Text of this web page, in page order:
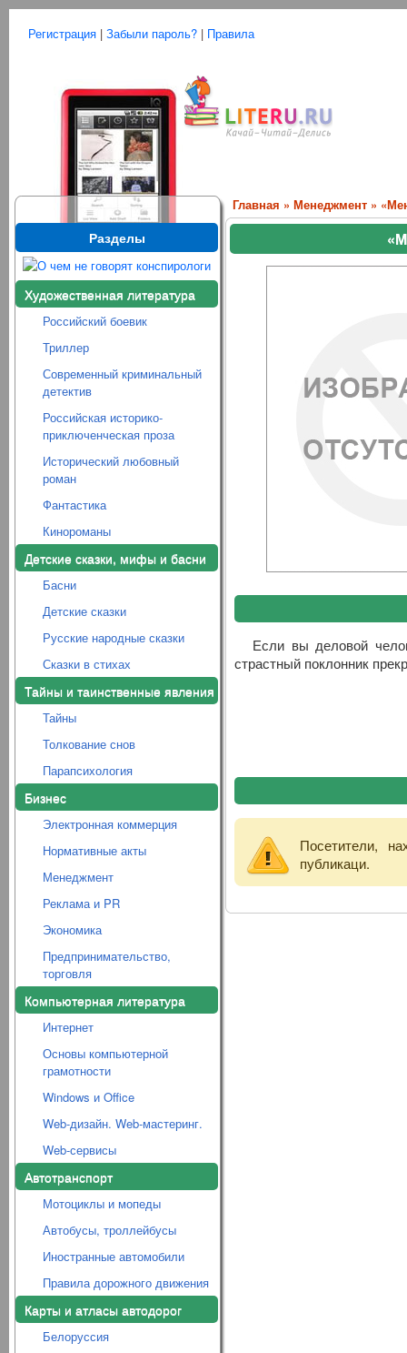
Регистрация | Забыли пароль? | Правила
Разделы
Художественная литература
Российский боевик
Триллер
Современный криминальный
детектив
Российская историко-
приключенческая проза
Исторический любовный
роман
Фантастика
Кинороманы
Детские сказки, мифы и басни
Басни
Детские сказки
Русские народные сказки
Сказки в стихах
Тайны и таинственные явления
Тайны
Толкование снов
Парапсихология
Бизнес
Электронная коммерция
Нормативные акты
Менеджмент
Реклама и PR
Экономика
Предпринимательство,
торговля
Компьютерная литература
Интернет
Основы компьютерной
грамотности
Windows и Office
Web-дизайн. Web-мастеринг.
Web-сервисы
Автотранспорт
Мотоциклы и мопеды
Автобусы, троллейбусы
Иностранные автомобили
Правила дорожного движения
Карты и атласы автодорог
Белоруссия
Главная » Менеджмент »
Если вы деловой
страстный поклонник
Посетители,
публикаци.